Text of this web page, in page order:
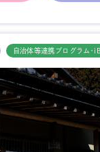
自治体等連携プログラム・